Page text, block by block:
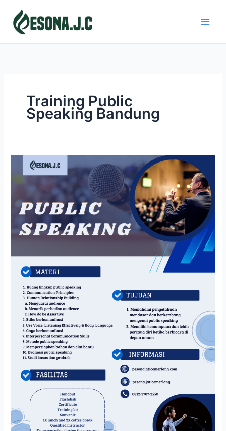
content
Training Public
Speaking Bandung
PUBLIC
SPEAKING